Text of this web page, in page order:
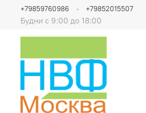
Будни с 9:00 до 18:00
+79859760986 +79852015507